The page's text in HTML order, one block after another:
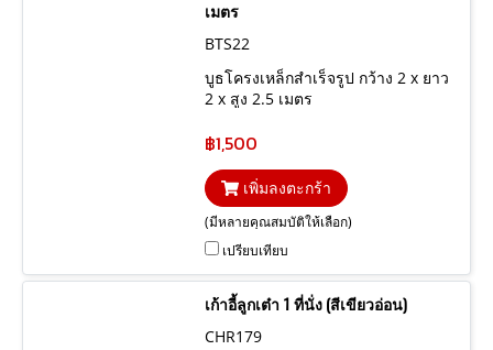
เมตร
BTS22
บูธโครงเหล็กสำเร็จรูป กว้าง 2 x ยาว
2 x สูง 2.5 เมตร
฿1,500
เพิ่มลงตะกร้า
(มีหลายคุณสมบัติให้เลือก)
เปรียบเทียบ
เก้าอี้ลูกเต๋า 1 ที่นั่ง (สีเขียวอ่อน)
CHR179